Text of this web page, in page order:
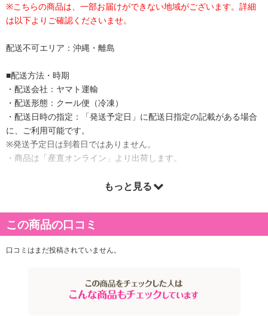
※こちらの商品は、一部お届けができない地域がございます。詳細
は以下よりご確認くださいませ。
配送不可エリア：沖縄・離島
■配送方法・時期
・配送会社：ヤマト運輸
・配送形態：クール便（冷凍）
・配送日時の指定：「発送予定日」に配送日指定の記載がある場合
に、ご利用可能です。
※発送予定日は到着日ではありません。
・商品は「産直オンライン」より出荷します。
「松喜屋」の近江牛は、オーナーの目利きで選ばれ、一頭買い後に
じっくりと熟成させた逸品です。特に厳選された「ロース・モモ・
もっと見る
この商品の口コミ
口コミはまだ投稿されていません。